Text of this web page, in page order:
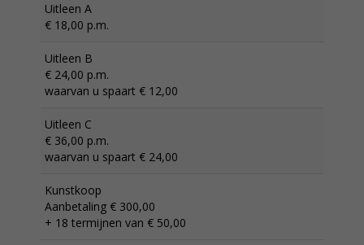
Uitleen A
€ 18,00 p.m.
Uitleen B
€ 24,00 p.m.
waarvan u spaart € 12,00
Uitleen C
€ 36,00 p.m.
waarvan u spaart € 24,00
Kunstkoop
Aanbetaling € 300,00
+ 18 termijnen van € 50,00